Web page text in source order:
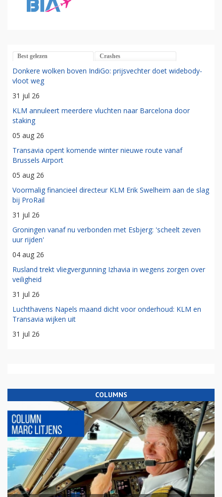
Best gelezen Crashes
Donkere wolken boven IndiGo: prijsvechter doet widebody-
vloot weg
31 jul 26
KLM annuleert meerdere vluchten naar Barcelona door
staking
05 aug 26
Transavia opent komende winter nieuwe route vanaf
Brussels Airport
05 aug 26
Voormalig financieel directeur KLM Erik Swelheim aan de slag
bij ProRail
31 jul 26
Groningen vanaf nu verbonden met Esbjerg: 'scheelt zeven
uur rijden'
04 aug 26
Rusland trekt vliegvergunning Izhavia in wegens zorgen over
veiligheid
31 jul 26
Luchthavens Napels maand dicht voor onderhoud: KLM en
Transavia wijken uit
31 jul 26
COLUMNS